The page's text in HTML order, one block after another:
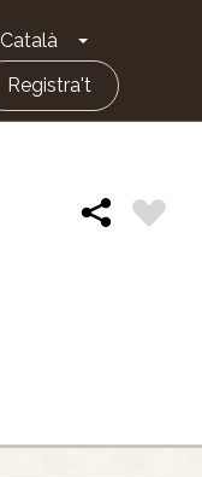
Català Toggle
Registra't